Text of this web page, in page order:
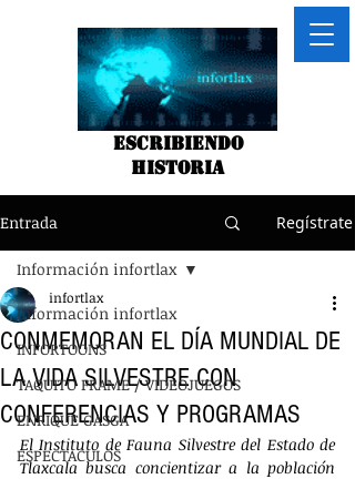
Escribiendo
historia
Entrada Regístrate
Información infortlax
INFORTOONS
TAQUITO FRAME / VIDEOJUEGOS
ENRIQUE GASGA
ESPECTACULOS
Información infortlax
CONMEMORAN EL DÍA MUNDIAL DE
LA VIDA SILVESTRE CON
CONFERENCIAS Y PROGRAMAS
infortlax
El Instituto de Fauna Silvestre del Estado de
Tlaxcala busca concientizar a la población